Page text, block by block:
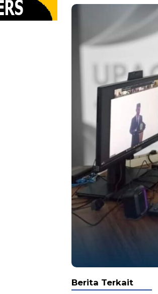
Berita Terkait